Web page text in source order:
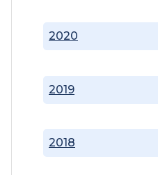
2018
2019
2020